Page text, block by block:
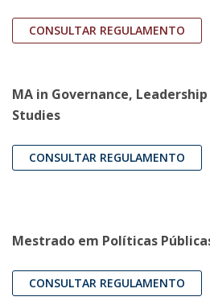
CONSULTAR REGULAMENTO
MA in Governance,
Studies
CONSULTAR REGULAMENTO
Mestrado em Políticas
CONSULTAR REGULAMENTO